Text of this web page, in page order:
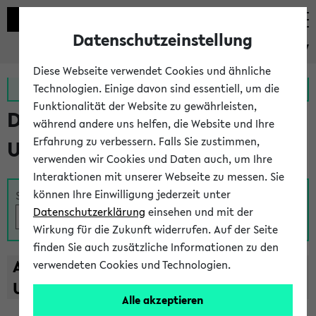
eKVV
Zur MeineUni App Zum MeineUni Portal
Das Lehrangebot der
Universität Bielefeld
Suche
A B C D E F G H I J K L M N O
U
V W X Y
Z
Datenschutzeinstellung
Diese Webseite verwendet Cookies und ähnliche
Technologien. Einige davon sind essentiell, um die
Funktionalität der Website zu gewährleisten,
während andere uns helfen, die Website und Ihre
Erfahrung zu verbessern. Falls Sie zustimmen,
verwenden wir Cookies und Daten auch, um Ihre
Interaktionen mit unserer Webseite zu messen. Sie
können Ihre Einwilligung jederzeit unter
Datenschutzerklärung einsehen und mit der
Wirkung für die Zukunft widerrufen. Auf der Seite
finden Sie auch zusätzliche Informationen zu den
verwendeten Cookies und Technologien.
Alle akzeptieren